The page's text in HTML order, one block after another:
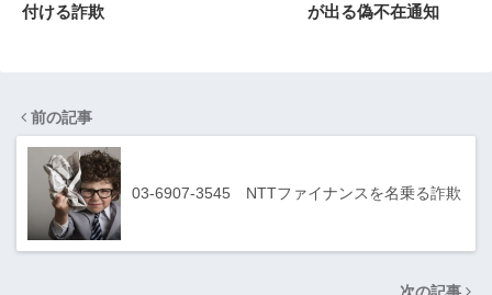
付ける詐欺
が出る偽不在通知
前の記事
03-6907-3545 NTTファイナンスを名乗る詐欺